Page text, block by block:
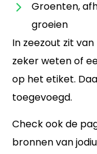
Groenten,
groeien
In zeezout zit
zeker weten of
op het etiket.
toegevoegd.
Check ook de
bronnen van